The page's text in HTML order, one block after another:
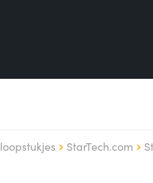
StarTech.com